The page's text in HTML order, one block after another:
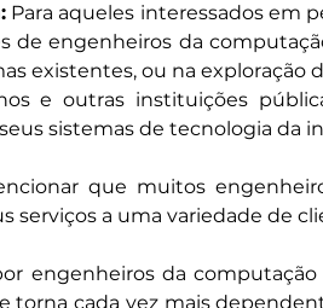
Para aqueles interessados em
de engenheiros da
existentes, ou na exploração
e outras instituições
sistemas de tecnologia da
que muitos
serviços a uma variedade de
engenheiros da
torna cada vez mais